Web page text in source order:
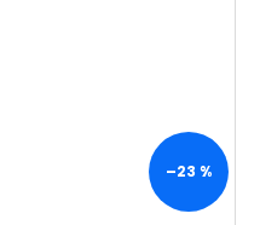
–23 %